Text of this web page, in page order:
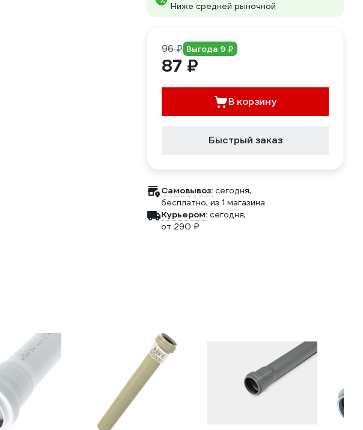
Ниже средней рыночной
96 ₽ Выгода 9 ₽
87 ₽
В корзину
Быстрый заказ
Самовывоз: сегодня,
бесплатно, из 1 магазина
Курьером: сегодня,
от 290 ₽